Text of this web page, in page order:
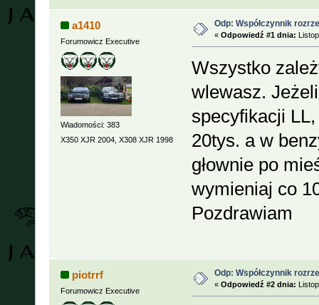
a1410
Forumowicz Executive
Wiadomości: 383
X350 XJR 2004, X308 XJR 1998
Odp: Współczynnik
« Odpowiedź #1 dnia:
Wszystko
wlewasz.
specyfikacji
20tys. a w
głownie po
wymieniaj co
Pozdrawiam
piotrrf
Forumowicz Executive
Odp: Współczynnik
« Odpowiedź #2 dnia: